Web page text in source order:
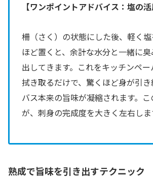
【ワンポイントアドバイス：塩の活
柵（さく）の状態にした後、軽く
ほど置くと、余計な水分と一緒に
出してきます。これをキッチンペー
拭き取るだけで、驚くほど身が引
バス本来の旨味が凝縮されます。
が、刺身の完成度を大きく左右しま
熟成で旨味を引き出すテクニック